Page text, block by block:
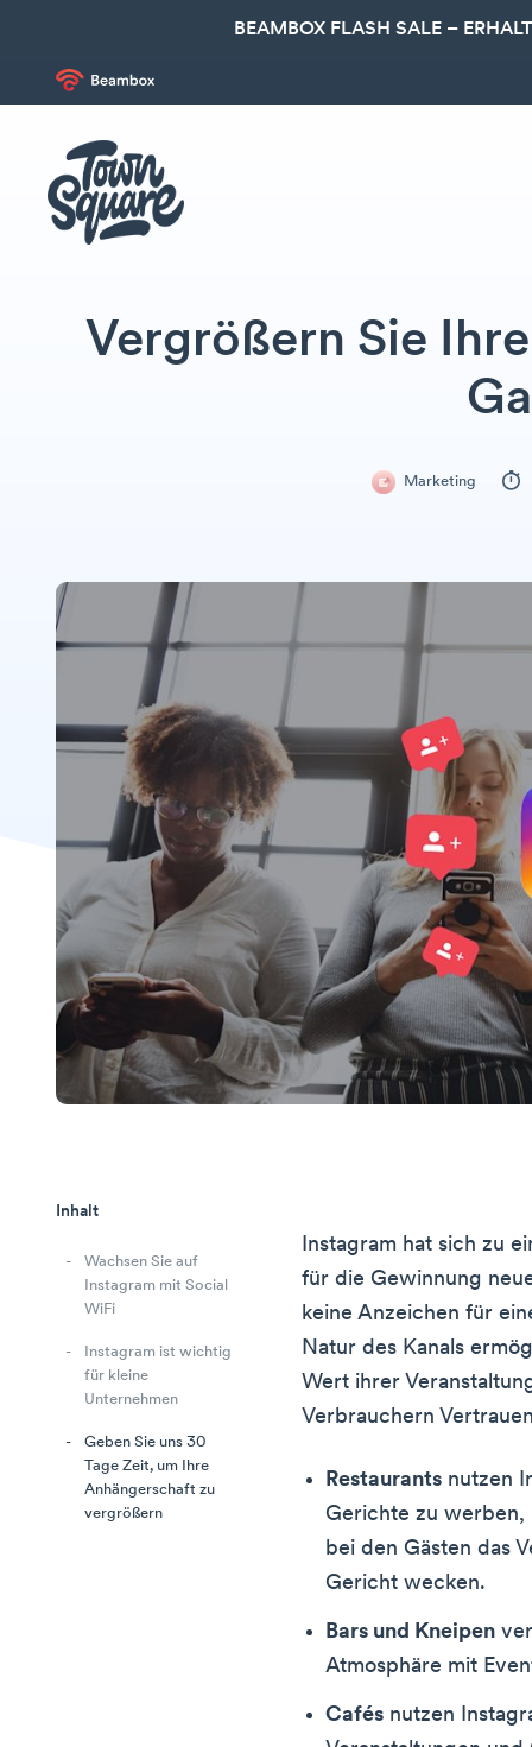
BEAMBOX FLASH SALE –
Vergrößern Sie
Marketing
Inhalt
Wachsen Sie auf
Instagram mit Social
WiFi
Instagram ist wichtig
für kleine
Unternehmen
Geben Sie uns 30
Tage Zeit, um Ihre
Anhängerschaft zu
vergrößern
Instagram hat sich zu
für die Gewinnung
keine Anzeichen für
Natur des Kanals
Wert ihrer
Verbrauchern
Restaurants nutzen
Gerichte zu werben,
bei den Gästen das
Gericht wecken.
Bars und Kneipen
Atmosphäre mit
Cafés nutzen